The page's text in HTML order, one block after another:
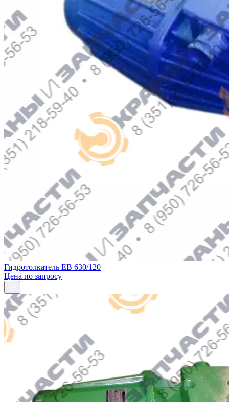
Гидротолкатель EB 630/120
Цена по запросу